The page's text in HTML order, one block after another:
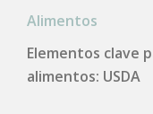
Alimentos
Elementos clave
alimentos: USDA